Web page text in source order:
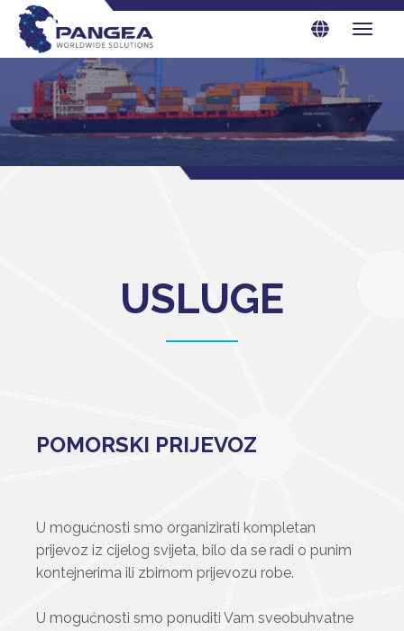
USLUGE
POMORSKI PRIJEVOZ
U mogućnosti smo organizirati kompletan
prijevoz iz cijelog svijeta, bilo da se radi o punim
kontejnerima ili zbirnom prijevozu robe.
U mogućnosti smo ponuditi Vam sveobuhvatne